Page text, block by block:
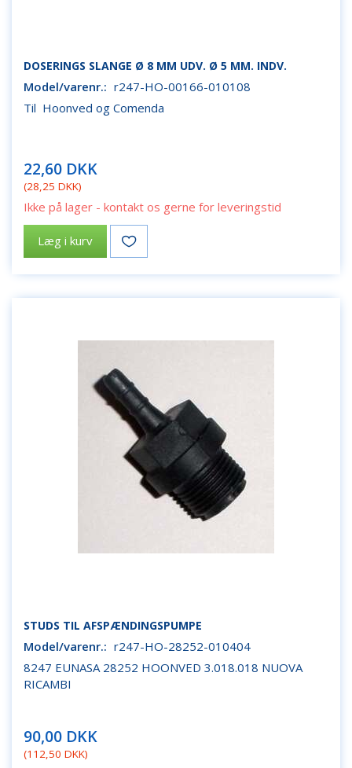
DOSERINGS SLANGE Ø 8 MM UDV. Ø 5 MM. INDV.
Model/varenr.: r247-HO-00166-010108
Til Hoonved og Comenda
22,60 DKK
(28,25 DKK)
Ikke på lager - kontakt os gerne for leveringstid
Læg i kurv
STUDS TIL AFSPÆNDINGSPUMPE
Model/varenr.: r247-HO-28252-010404
8247 EUNASA 28252 HOONVED 3.018.018 NUOVA
RICAMBI
90,00 DKK
(112,50 DKK)